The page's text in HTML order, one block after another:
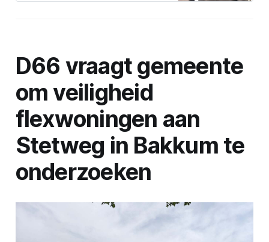
D66 vraagt gemeente
om veiligheid
flexwoningen aan
Stetweg in Bakkum te
onderzoeken